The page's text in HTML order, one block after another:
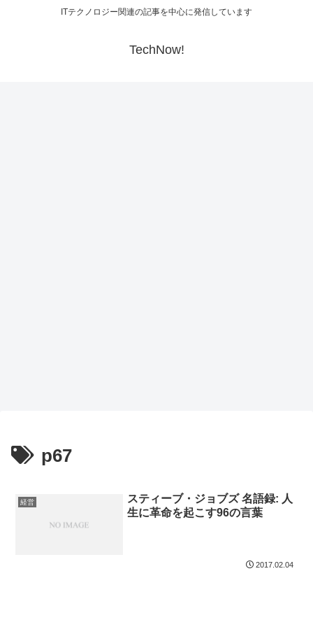
ITテクノロジー関連の記事を中心に発信しています
TechNow!
p67
経営
スティーブ・ジョブズ 名語録: 人
生に革命を起こす96の言葉
2017.02.04